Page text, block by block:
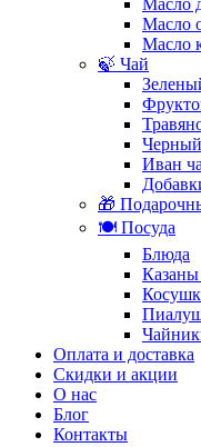
Масло
Масло
Масло
🍃 Чай
Черный
Иван
🎁
🍽️ Посуда
Блюда
Оплата и доставка
Скидки и акции
О нас
Блог
Контакты